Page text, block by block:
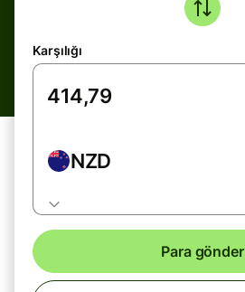
Karşılığı
NZD
Para gönder